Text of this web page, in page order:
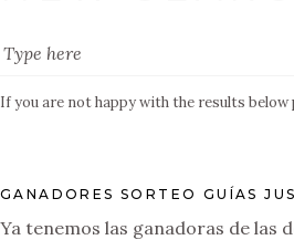
If you are not happy with the results below
GANADORES SORTEO GUÍAS
Ya tenemos las ganadoras de las